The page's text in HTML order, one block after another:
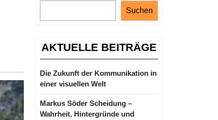
Suchen
AKTUELLE BEITRÄGE
Die Zukunft der Kommunikation in
einer visuellen Welt
Markus Söder Scheidung –
Wahrheit, Hintergründe und